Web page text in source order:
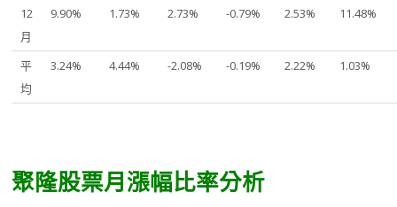
12
月
9.90% 1.73% 2.73% -0.79% 2.53% 11.48%
平
均
3.24% 4.44% -2.08% -0.19% 2.22% 1.03%
聚隆股票月漲幅比率分析